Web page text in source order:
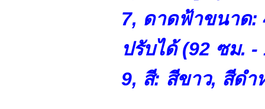
7, ดาดฟ้าขนาด:
ปรับได้ (92 ซม. -
9, สี: สีขาว, สีดำ